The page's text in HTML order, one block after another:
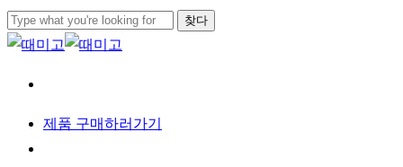
본문으로
건너뛰기
찾다
검색
메뉴
제 품 구매하러 가기